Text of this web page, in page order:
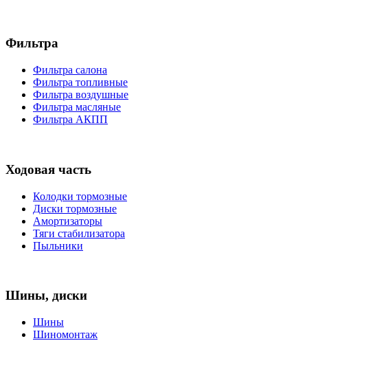
Фильтра
Фильтра салона
Фильтра топливные
Фильтра воздушные
Фильтра масляные
Фильтра АКПП
Ходовая часть
Колодки тормозные
Диски тормозные
Амортизаторы
Тяги стабилизатора
Пыльники
Шины, диски
Шины
Шиномонтаж